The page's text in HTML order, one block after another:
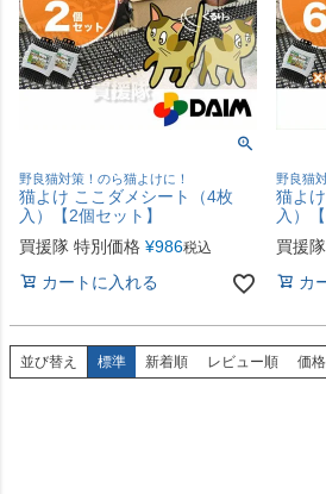
野良猫対策！のら猫よけに！
猫よけ ここダメシート（4枚
入）【2個セット】
買援隊 特別価格 ¥986税込
カートに入れる
野良猫
猫よ
入）
買援
カ
並び替え 標準 新着順 レビュー順 価